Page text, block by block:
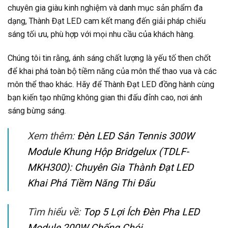
chuyên gia giàu kinh nghiệm và danh mục sản phẩm đa
dạng, Thành Đạt LED cam kết mang đến giải pháp chiếu
sáng tối ưu, phù hợp với mọi nhu cầu của khách hàng.
Chúng tôi tin rằng, ánh sáng chất lượng là yếu tố then chốt
để khai phá toàn bộ tiềm năng của môn thể thao vua và các
môn thể thao khác. Hãy để Thành Đạt LED đồng hành cùng
bạn kiến tạo những không gian thi đấu đỉnh cao, nơi ánh
sáng bừng sáng.
Xem thêm: Đèn LED Sân Tennis 300W
Module Khung Hộp Bridgelux (TDLF-
MKH300): Chuyên Gia Thành Đạt LED
Khai Phá Tiềm Năng Thi Đấu
Tìm hiểu về: Top 5 Lợi Ích Đèn Pha LED